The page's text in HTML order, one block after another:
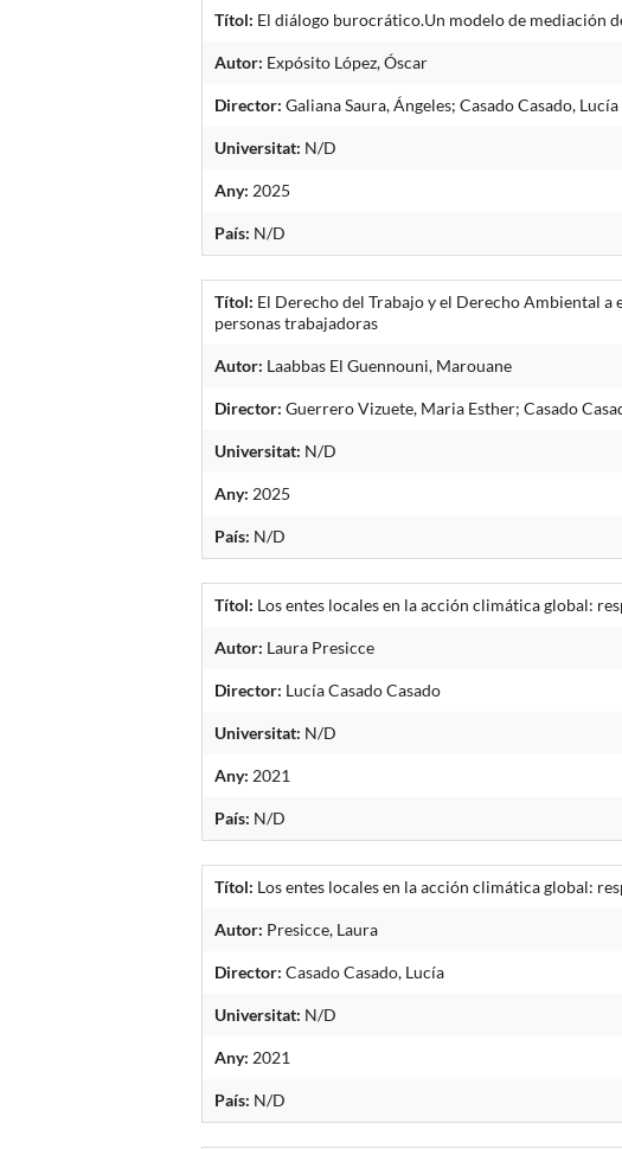
Títol: El diálogo burocrático.Un modelo de mediación
Autor: Expósito López, Óscar
Director: Galiana Saura, Ángeles; Casado Casado, Lucía
Universitat: N/D
Any: 2025
País: N/D
Títol: El Derecho del Trabajo y el Derecho Ambiental
personas trabajadoras
Autor: Laabbas El Guennouni, Marouane
Director: Guerrero Vizuete, Maria Esther; Casado
Universitat: N/D
Any: 2025
País: N/D
Títol: Los entes locales en la acción climática global:
Autor: Laura Presicce
Director: Lucía Casado Casado
Universitat: N/D
Any: 2021
País: N/D
Títol: Los entes locales en la acción climática global:
Autor: Presicce, Laura
Director: Casado Casado, Lucía
Universitat: N/D
Any: 2021
País: N/D